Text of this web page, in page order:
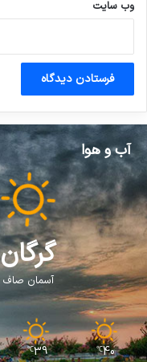
وب‌ سایت
آب و هوا
گرگان
آسمان صاف
40
℃
39
℃